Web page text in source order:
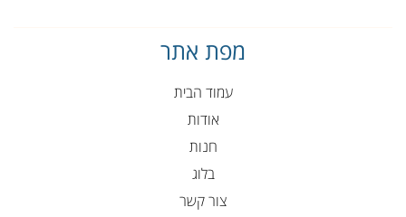
מפת אתר
עמוד הבית
אודות
חנות
בלוג
צור קשר